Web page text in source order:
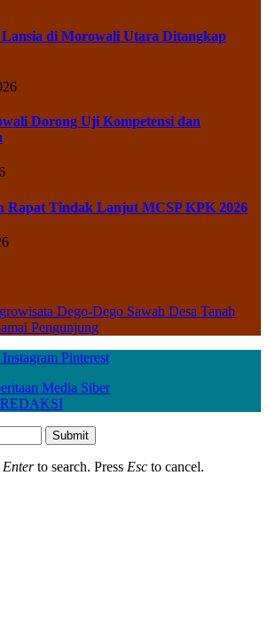
di Morowali Utara Ditangkap
Dorong Uji Kompetensi dan
Rapat Tindak Lanjut MCSP KPK 2026
Dego-Dego Sawah Desa Tanah
Pengunjung
Instagram Pinterest
Media Siber
Submit
Enterto search. Press Esc to cancel.